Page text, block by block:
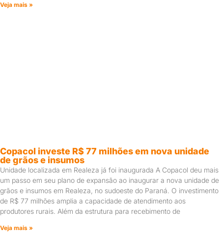
Veja mais »
Copacol investe R$ 77 milhões em nova unidade
de grãos e insumos
Unidade localizada em Realeza já foi inaugurada A Copacol deu mais
um passo em seu plano de expansão ao inaugurar a nova unidade de
grãos e insumos em Realeza, no sudoeste do Paraná. O investimento
de R$ 77 milhões amplia a capacidade de atendimento aos
produtores rurais. Além da estrutura para recebimento de
Veja mais »